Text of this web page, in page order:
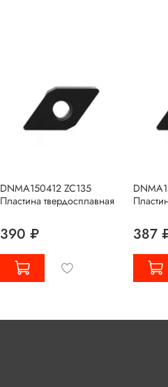
DNMA150412 ZC135
Пластина твердосплавная
390 ₽ 387